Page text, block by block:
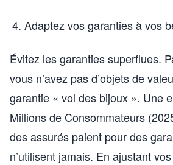
Adaptez vos garanties à vos
Évitez les garanties superflues.
vous n’avez pas d’objets de
garantie « vol des bijoux ». Une
Millions de Consommateurs
des assurés paient pour des
n’utilisent jamais. En ajustant